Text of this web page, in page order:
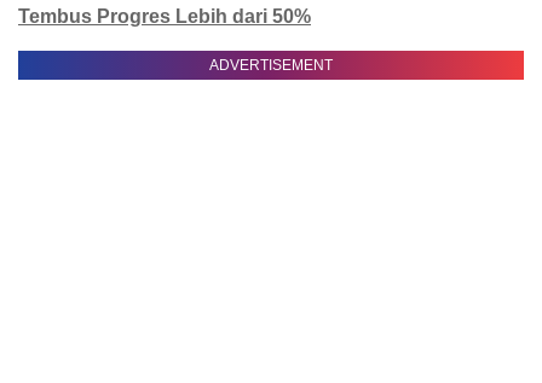
Tembus Progres Lebih dari 50%
ADVERTISEMENT